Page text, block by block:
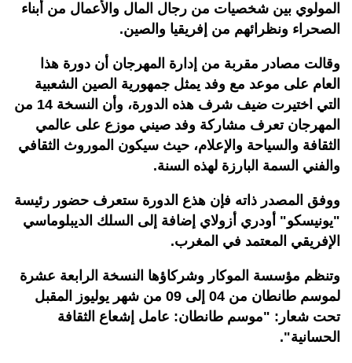
المولوي بين شخصيات من رجال المال والأعمال من أبناء
الصحراء ونظرائهم من إفريقيا والصين.
وقالت مصادر مقربة من إدارة المهرجان أن دورة هذا
العام على موعد مع وفد يمثل جمهورية الصين الشعبية
التي اختيرت ضيف شرف هذه الدورة، وأن النسخة 14 من
المهرجان تعرف مشاركة وفد صيني موزع على عالمي
الثقافة والسياحة والإعلام، حيث سيكون الموروث الثقافي
والفني السمة البارزة لهذه السنة.
ووفق المصدر ذاته فإن هذع الدورة ستعرف حضور رئيسة
"يونيسكو" أودري أزولاي إضافة إلى السلك الديبلوماسي
الإفريقي المعتمد في المغرب.
وتنظم مؤسسة الموكار وشركاؤها النسخة الرابعة عشرة
لموسم طانطان من 04 إلى 09 من شهر يوليوز المقبل
تحت شعار: "موسم طانطان: عامل إشعاع الثقافة
الحسانية".